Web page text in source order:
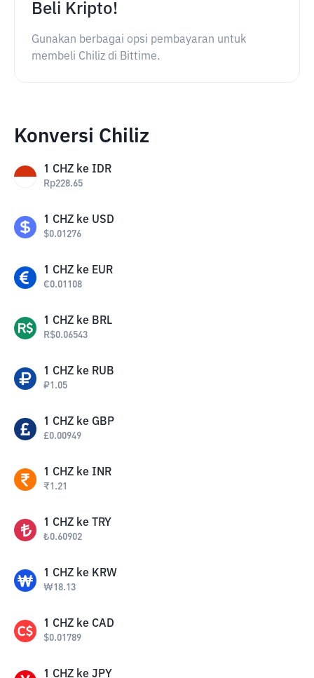
Beli Kripto!
Gunakan berbagai opsi pembayaran untuk
membeli Chiliz di Bittime.
Konversi Chiliz
1 CHZ ke IDR
Rp228.65
1 CHZ ke USD
$0.01276
1 CHZ ke EUR
€0.01108
1 CHZ ke BRL
R$0.06543
1 CHZ ke RUB
₽1.05
1 CHZ ke GBP
£0.00949
1 CHZ ke INR
₹1.21
1 CHZ ke TRY
₺0.60902
1 CHZ ke KRW
₩18.13
1 CHZ ke CAD
$0.01789
1 CHZ ke JPY